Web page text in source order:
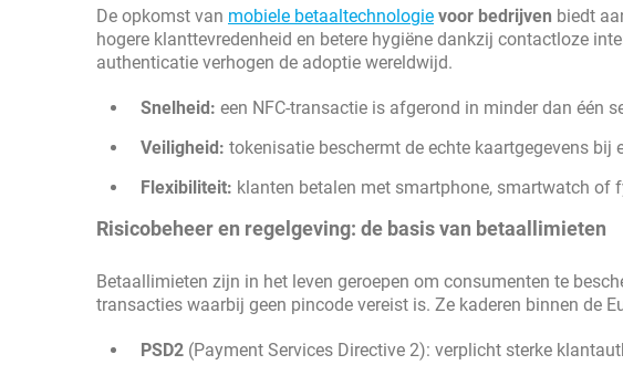
De opkomst van mobiele betaaltechnologie voor bedrijven biedt
hogere klanttevredenheid en betere hygiëne dankzij contactloze
authenticatie verhogen de adoptie wereldwijd.
Snelheid: een NFC-transactie is afgerond in minder dan één
Veiligheid: tokenisatie beschermt de echte kaartgegevens bij
Flexibiliteit: klanten betalen met smartphone, smartwatch of
Risicobeheer en regelgeving: de basis van betaallimieten
Betaallimieten zijn in het leven geroepen om consumenten te
transacties waarbij geen pincode vereist is. Ze kaderen binnen de
PSD2 (Payment Services Directive 2): verplicht sterke